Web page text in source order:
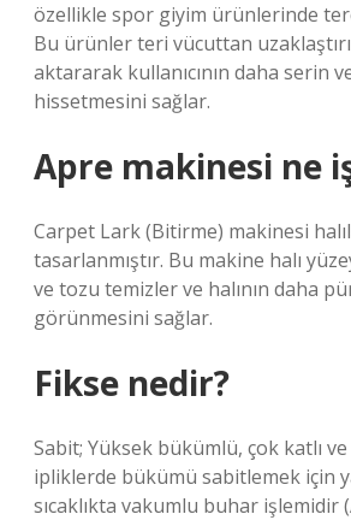
özellikle spor giyim ürünlerinde
Bu ürünler teri vücuttan
aktararak kullanıcının daha serin
hissetmesini sağlar.
Apre makinesi ne
Carpet Lark (Bitirme) makinesi
tasarlanmıştır. Bu makine halı
ve tozu temizler ve halının daha
görünmesini sağlar.
Fikse nedir?
Sabit; Yüksek bükümlü, çok katlı
ipliklerde bükümü sabitlemek için
sıcaklıkta vakumlu buhar işlemidir